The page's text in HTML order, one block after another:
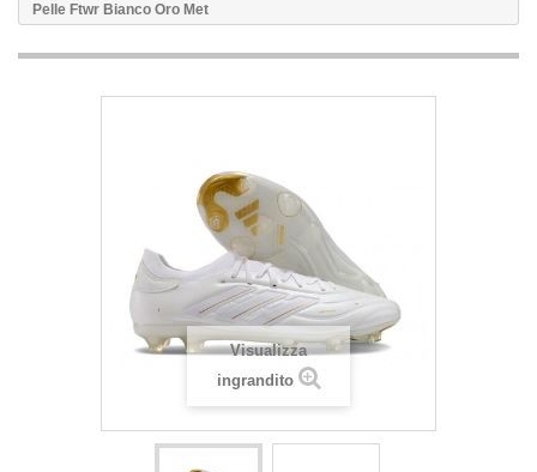
Pelle Ftwr Bianco Oro Met
Visualizza
ingrandito